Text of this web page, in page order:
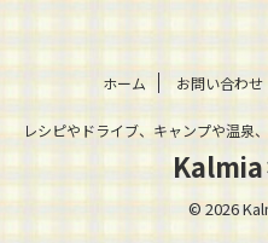
ホーム お問い合わせ
レシピやドライブ、キャンプや温泉
Kalmia
© 2026